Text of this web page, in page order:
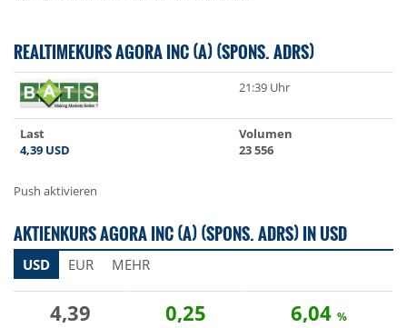
REALTIMEKURS AGORA INC (A) (SPONS. ADRS)
21:39 Uhr
Last
4,39 USD
Volumen
23 556
Push aktivieren
AKTIENKURS AGORA INC (A) (SPONS. ADRS) IN USD
USD EUR MEHR
4,39 0,25 6,04 %